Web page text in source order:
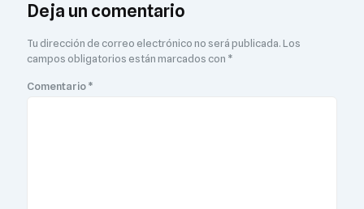
Deja un comentario
Tu dirección de correo electrónico no será publicada.Los
campos obligatorios están marcados con *
Comentario*